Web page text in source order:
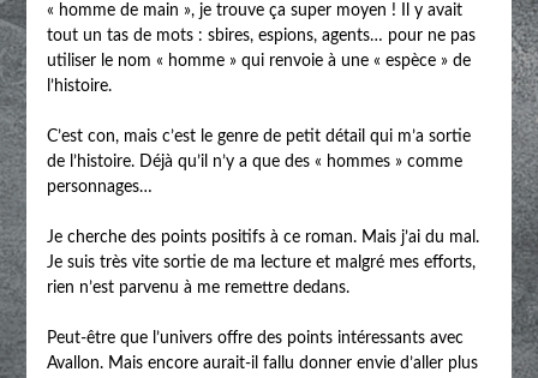
« homme de main », je trouve ça super moyen ! Il y avait
tout un tas de mots : sbires, espions, agents… pour ne pas
utiliser le nom « homme » qui renvoie à une « espèce » de
l’histoire.
C’est con, mais c’est le genre de petit détail qui m’a sortie
de l’histoire. Déjà qu’il n’y a que des « hommes » comme
personnages…
Je cherche des points positifs à ce roman. Mais j’ai du mal.
Je suis très vite sortie de ma lecture et malgré mes efforts,
rien n’est parvenu à me remettre dedans.
Peut-être que l’univers offre des points intéressants avec
Avallon. Mais encore aurait-il fallu donner envie d’aller plus